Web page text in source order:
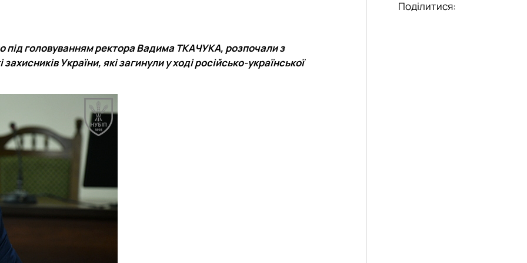
під головуванням ректораВадима ТКАЧУКА, розпочали з
України, які загинули у ході російсько-української
Поділитися: